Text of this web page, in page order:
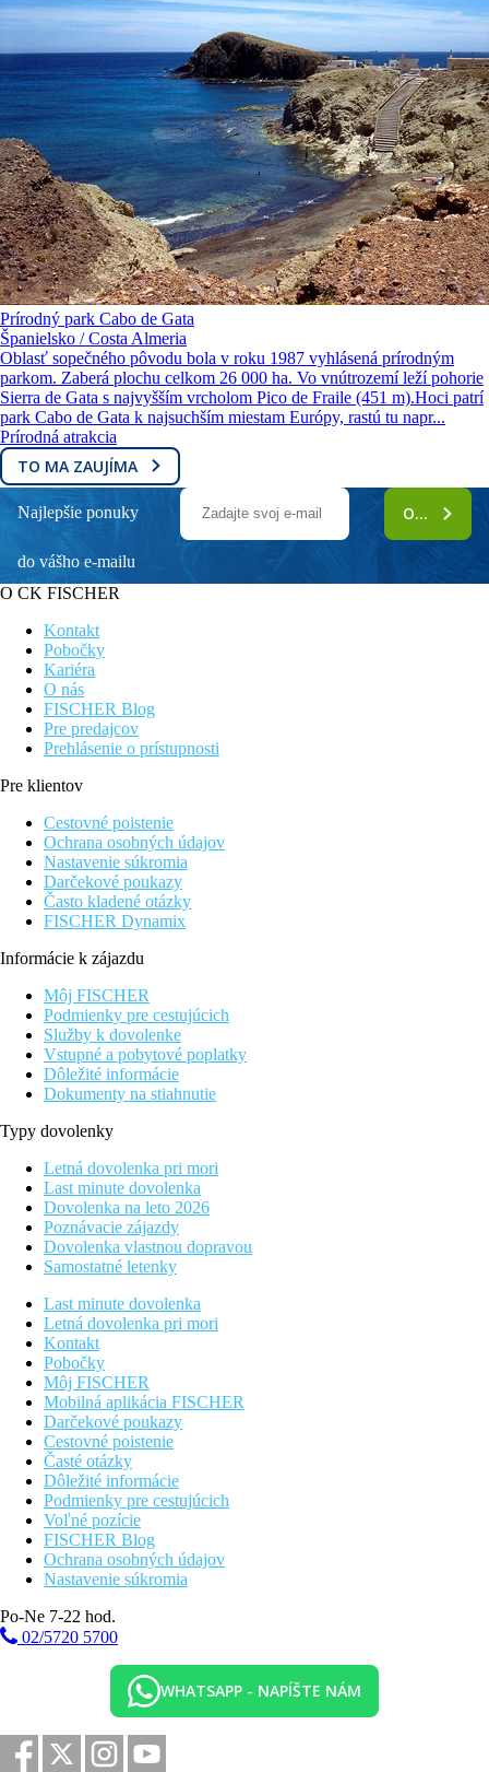
Prírodný park Cabo de Gata
Španielsko / Costa Almeria
Oblasť sopečného pôvodu bola v roku 1987 vyhlásená prírodným
parkom. Zaberá plochu celkom 26 000 ha. Vo vnútrozemí leží pohorie
Sierra de Gata s najvyšším vrcholom Pico de Fraile (451 m).Hoci patrí
park Cabo de Gata k najsuchším miestam Európy, rastú tu napr...
Prírodná atrakcia
TO MA ZAUJÍMA
Najlepšie ponuky
do vášho e-mailu
ODOBERAŤ
O CK FISCHER
Kontakt
Pobočky
Kariéra
O nás
FISCHER Blog
Pre predajcov
Prehlásenie o prístupnosti
Pre klientov
Cestovné poistenie
Ochrana osobných údajov
Nastavenie súkromia
Darčekové poukazy
Často kladené otázky
FISCHER Dynamix
Informácie k zájazdu
Môj FISCHER
Podmienky pre cestujúcich
Služby k dovolenke
Vstupné a pobytové poplatky
Dôležité informácie
Dokumenty na stiahnutie
Typy dovolenky
Letná dovolenka pri mori
Last minute dovolenka
Dovolenka na leto 2026
Poznávacie zájazdy
Dovolenka vlastnou dopravou
Samostatné letenky
Last minute dovolenka
Letná dovolenka pri mori
Kontakt
Pobočky
Môj FISCHER
Mobilná aplikácia FISCHER
Darčekové poukazy
Cestovné poistenie
Časté otázky
Dôležité informácie
Podmienky pre cestujúcich
Voľné pozície
FISCHER Blog
Ochrana osobných údajov
Nastavenie súkromia
Po-Ne 7-22 hod.
02/5720 5700
WHATSAPP - NAPÍŠTE NÁM